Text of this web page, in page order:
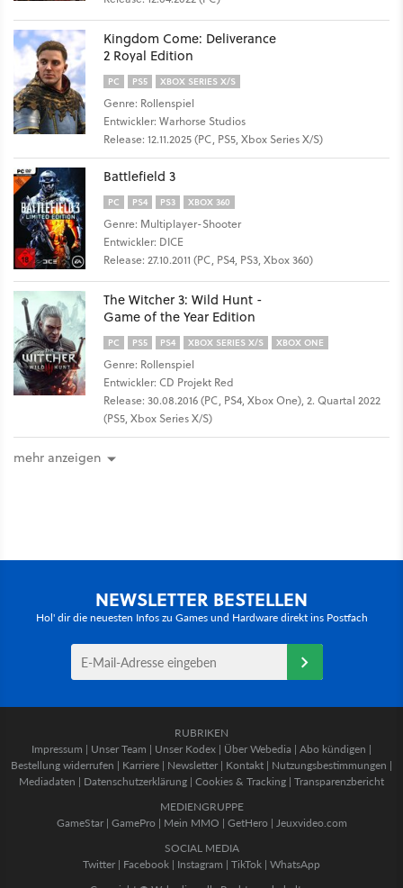
Kingdom Come: Deliverance
2 Royal Edition
PC PS5 XBOX SERIES X/S
Genre: Rollenspiel
Entwickler: Warhorse Studios
Release: 12.11.2025 (PC, PS5, Xbox Series X/S)
Battlefield 3
PC PS4 PS3 XBOX 360
Genre: Multiplayer-Shooter
Entwickler: DICE
Release: 27.10.2011 (PC, PS4, PS3, Xbox 360)
The Witcher 3: Wild Hunt -
Game of the Year Edition
PC PS5 PS4 XBOX SERIES X/S XBOX ONE
Genre: Rollenspiel
Entwickler: CD Projekt Red
Release: 30.08.2016 (PC, PS4, Xbox One), 2. Quartal 2022
(PS5, Xbox Series X/S)
mehr anzeigen
NEWSLETTER BESTELLEN
Hol' dir die neuesten Infos zu Games und Hardware direkt ins Postfach
RUBRIKEN
Impressum | Unser Team | Unser Kodex | Über Webedia | Abo kündigen |
Bestellung widerrufen | Karriere | Newsletter | Kontakt | Nutzungsbestimmungen |
Mediadaten | Datenschutzerklärung | Cookies & Tracking | Transparenzbericht
MEDIENGRUPPE
GameStar| GamePro | Mein MMO | GetHero | Jeuxvideo.com
SOCIAL MEDIA
Twitter | Facebook | Instagram | TikTok | WhatsApp